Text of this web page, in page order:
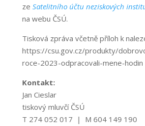
ze Satelitního účtu neziskových
na webu ČSÚ.
Tisková zpráva včetně příloh k
https://csu.gov.cz/produkty/
roce-2023-odpracovali-mene-hodin
Kontakt:
Jan Cieslar
tiskový mluvčí ČSÚ
T 274 052 017 | M 604 149 190